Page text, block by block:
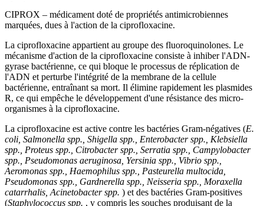
CIPROX – médicament doté de propriétés antimicrobiennes
marquées, dues à l'action de la ciprofloxacine.
La ciprofloxacine appartient au groupe des fluoroquinolones. Le
mécanisme d'action de la ciprofloxacine consiste à inhiber l'ADN-
gyrase bactérienne, ce qui bloque le processus de réplication de
l'ADN et perturbe l'intégrité de la membrane de la cellule
bactérienne, entraînant sa mort. Il élimine rapidement les plasmides
R, ce qui empêche le développement d'une résistance des micro-
organismes à la ciprofloxacine.
La ciprofloxacine est active contre les bactéries Gram-négatives (E.
coli, Salmonella spp., Shigella spp., Enterobacter spp., Klebsiella
spp., Proteus spp., Citrobacter spp., Serratia spp., Campylobacter
spp., Pseudomonas aeruginosa, Yersinia spp., Vibrio spp.,
Aeromonas spp., Haemophilus spp., Pasteurella multocida,
Pseudomonas spp., Gardnerella spp., Neisseria spp., Moraxella
catarrhalis, Acinetobacter spp. ) et des bactéries Gram-positives
(Staphylococcus spp. , y compris les souches produisant de la